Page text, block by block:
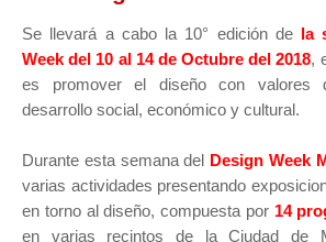
Se llevará a cabo la 10° edición de la
Week del 10 al 14 de Octubre del 2018,
es promover el diseño con valores
desarrollo social, económico y cultural.
Durante esta semana del Design Week
varias actividades presentando
en torno al diseño, compuesta por 14
en varias recintos de la Ciudad de